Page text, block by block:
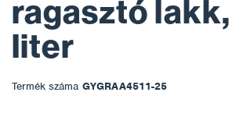
ragasztó
liter
Termék száma GYGRAA4511-25